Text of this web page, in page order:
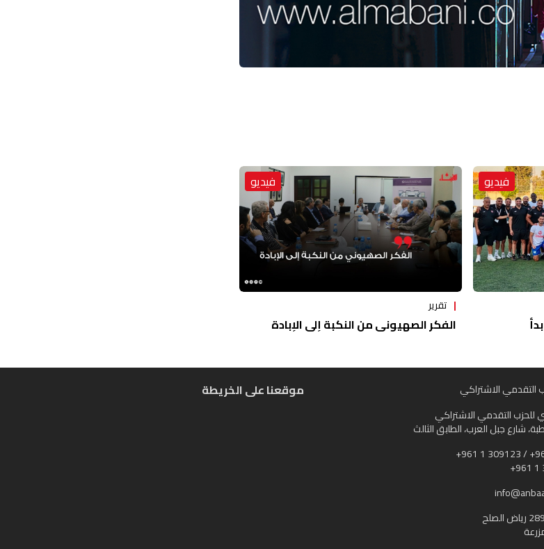
فيديو فيديو
تقرير
الفكر الصهيوني من النكبة إلى الإبادة
التقدمي الاشتراكي
للحزب التقدمي الاشتراكي
شارع جبل العرب، الطابق الثالث
+961 1 309123 /
+961 1
موقعنا على الخريطة